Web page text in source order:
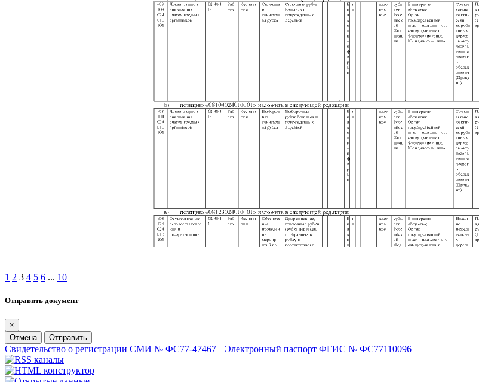
1 2 3 4 5 6 ... 10
Отправить документ
×
Отмена
Отправить
Свидетельство о регистрации СМИ № ФС77-47467 Электронный паспорт ФГИС № ФС77110096